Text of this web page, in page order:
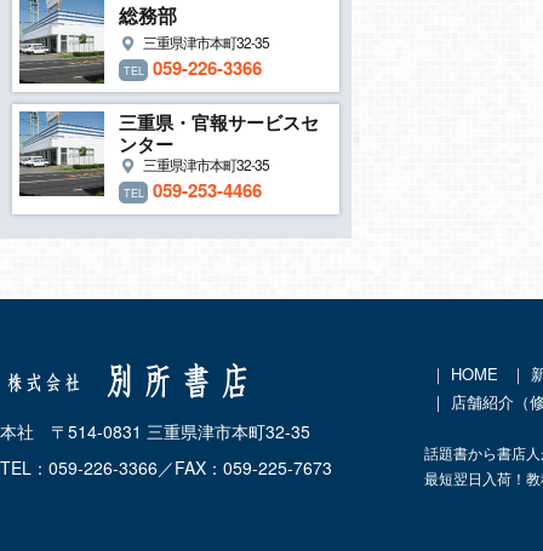
総務部
三重県津市本町32-35
TEL 059-226-3366
三重県・官報サービスセ
ンター
三重県津市本町32-35
TEL 059-253-4466
本社 〒514-0831 三重県津市本町32-35
TEL：059-226-3366／FAX：059-225-7673
｜ HOME ｜
｜ 店舗紹介（
話題書から書店
最短翌日入荷！